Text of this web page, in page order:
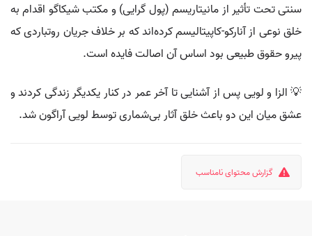
سنتی تحت تأثیر از مانیتاریسم (پول گرایی) و مکتب شیکاگو اقدام به
خلق نوعی از آنارکو-کاپیتالیسم کرده‌اند که بر خلاف جریان روتباردی که
پیرو حقوق طبیعی بود اساس آن اصالت فایده است.
💡 الزا و لویی پس از آشنایی تا آخر عمر در کنار یکدیگر زندگی کردند و
عشق میان این دو باعث خلق آثار بی‌شماری توسط لویی آراگون شد.
گزارش محتوای نامناسب